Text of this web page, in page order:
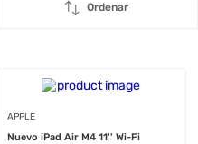
Ordenar
APPLE
Nuevo iPad Air M4 11'' Wi-Fi